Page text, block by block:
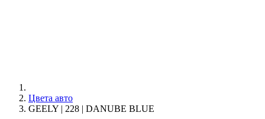
Цвета авто
GEELY | 228 | DANUBE BLUE